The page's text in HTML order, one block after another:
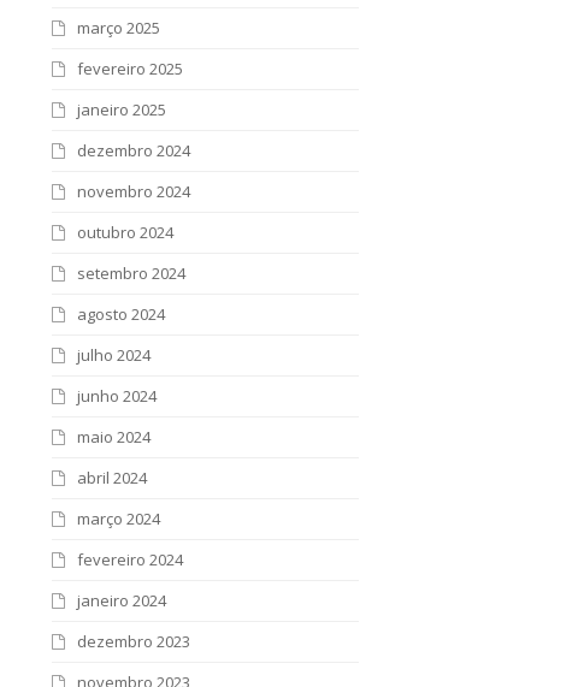
março 2025
fevereiro 2025
janeiro 2025
dezembro 2024
novembro 2024
outubro 2024
setembro 2024
agosto 2024
julho 2024
junho 2024
maio 2024
abril 2024
março 2024
fevereiro 2024
janeiro 2024
dezembro 2023
novembro 2023